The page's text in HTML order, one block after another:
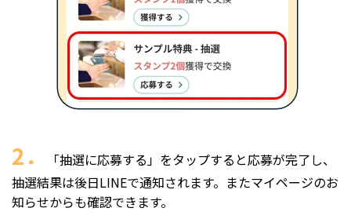
2．
「抽選に応募する」をタップすると応募が完了し、
抽選結果は後日LINEで通知されます。またマイページのお
知らせからも確認できます。